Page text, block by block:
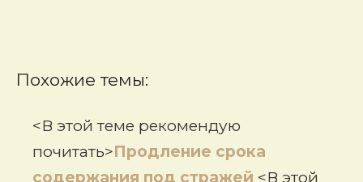
Похожие темы:
<В этой теме рекомендую
почитать>Продление срока
содержания под стражей <В этой